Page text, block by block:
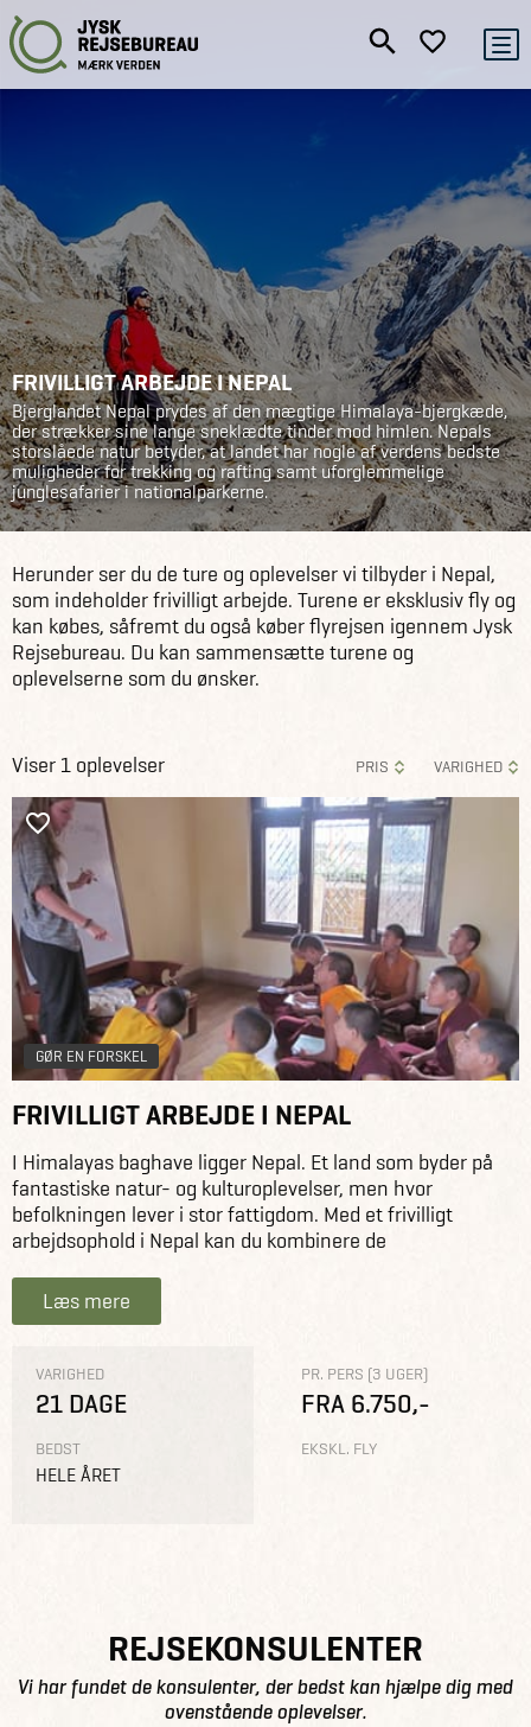
FRIVILLIGT ARBEJDE I NEPAL
Bjerglandet Nepal prydes af den mægtige Himalaya-bjergkæde,
der strækker sine lange sneklædte tinder mod himlen. Nepals
storslåede natur betyder, at landet har nogle af verdens bedste
muligheder for trekking og rafting samt uforglemmelige
junglesafarier i nationalparkerne.
Herunder ser du de ture og oplevelser vi tilbyder i Nepal,
som indeholder frivilligt arbejde. Turene er eksklusiv fly og
kan købes, såfremt du også køber flyrejsen igennem Jysk
Rejsebureau. Du kan sammensætte turene og
oplevelserne som du ønsker.
PRIS VARIGHED
Viser 1 oplevelser
GØR EN FORSKEL
FRIVILLIGT ARBEJDE I NEPAL
I Himalayas baghave ligger Nepal. Et land som byder på
fantastiske natur- og kulturoplevelser, men hvor
befolkningen lever i stor fattigdom. Med et frivilligt
arbejdsophold i Nepal kan du kombinere de
Læs mere
VARIGHED
21 DAGE
BEDST
HELE ÅRET
PR. PERS (3 UGER)
FRA 6.750,-
EKSKL. FLY
REJSEKONSULENTER
Vi har fundet de konsulenter, der bedst kan hjælpe dig med
ovenstående oplevelser.